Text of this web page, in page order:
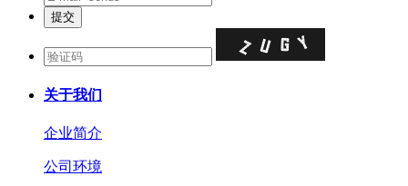
关于我们
企业简介
公司环境